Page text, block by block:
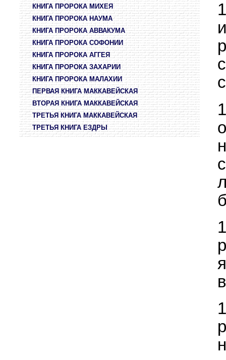
КНИГА ПРОРОКА МИХЕЯ
КНИГА ПРОРОКА НАУМА
КНИГА ПРОРОКА АВВАКУМА
КНИГА ПРОРОКА СОФОНИИ
КНИГА ПРОРОКА АГГЕЯ
КНИГА ПРОРОКА ЗАХАРИИ
КНИГА ПРОРОКА МАЛАХИИ
ПЕРВАЯ КНИГА МАККАВЕЙСКАЯ
ВТОРАЯ КНИГА МАККАВЕЙСКАЯ
ТРЕТЬЯ КНИГА МАККАВЕЙСКАЯ
ТРЕТЬЯ КНИГА ЕЗДРЫ